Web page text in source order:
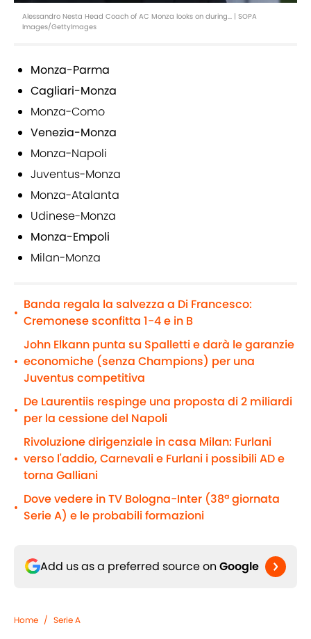
Alessandro Nesta Head Coach of AC Monza looks on during... | SOPA
Images/GettyImages
Monza-Parma
Cagliari-Monza
Monza-Como
Venezia-Monza
Monza-Napoli
Juventus-Monza
Monza-Atalanta
Udinese-Monza
Monza-Empoli
Milan-Monza
•
Banda regala la salvezza a Di Francesco:
Cremonese sconfitta 1-4 e in B
•
John Elkann punta su Spalletti e darà le garanzie
economiche (senza Champions) per una
Juventus competitiva
•
De Laurentiis respinge una proposta di 2 miliardi
per la cessione del Napoli
•
Rivoluzione dirigenziale in casa Milan: Furlani
verso l'addio, Carnevali e Furlani i possibili AD e
torna Galliani
•
Dove vedere in TV Bologna-Inter (38ª giornata
Serie A) e le probabili formazioni
Add us as a preferred source on Google
Home / Serie A